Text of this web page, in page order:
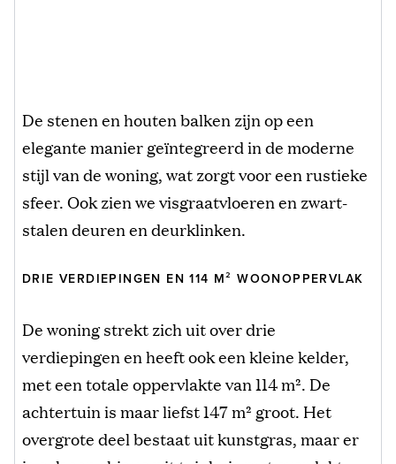
De stenen en houten balken zijn op een
elegante manier geïntegreerd in de moderne
stijl van de woning, wat zorgt voor een rustieke
sfeer. Ook zien we visgraatvloeren en zwart-
stalen deuren en deurklinken.
DRIE VERDIEPINGEN EN 114 M² WOONOPPERVLAK
De woning strekt zich uit over drie
verdiepingen en heeft ook een kleine kelder,
met een totale oppervlakte van 114 m². De
achtertuin is maar liefst 147 m² groot. Het
overgrote deel bestaat uit kunstgras, maar er